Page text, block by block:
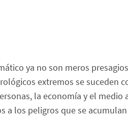
ya no son meros
extremos se suceden
la economía y el medio
a los peligros que se